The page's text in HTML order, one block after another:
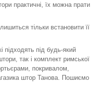
практичні, їх можна прати
тільки встановити її
підходять під будь-який
так і комплект римської
покривалом,
штор Танова. Пошиємо